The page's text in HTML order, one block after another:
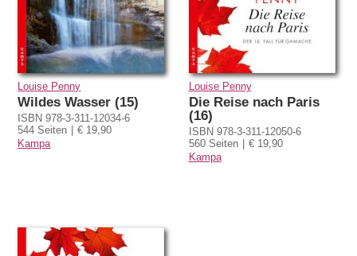
Louise Penny
Wildes Wasser (15)
ISBN 978-3-311-12034-6
544 Seiten
€ 19,90
Kampa
Louise Penny
Die Reise nach Paris
(16)
ISBN 978-3-311-12050-6
560 Seiten
€ 19,90
Kampa